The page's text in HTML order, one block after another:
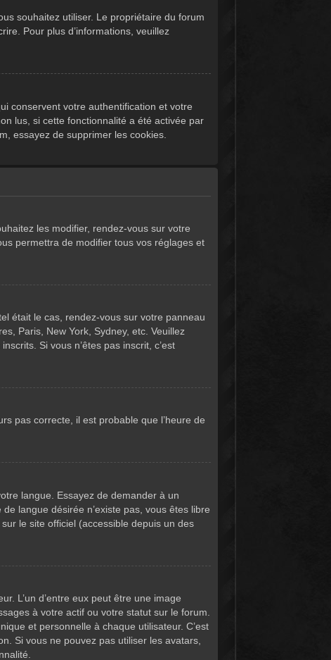
souhaitez utiliser. Le propriétaire du forum
Pour plus d’informations, veuillez
conservent votre authentification et votre
lus, si cette fonctionnalité a été activée par
essayez de supprimer les cookies.
les modifier, rendez-vous sur votre
permettra de modifier tous vos réglages et
était le cas, rendez-vous sur votre panneau
Paris, New York, Sydney, etc. Veuillez
Si vous n’êtes pas inscrit, c’est
pas correcte, il est probable que l’heure de
langue. Essayez de demander à un
langue désirée n’existe pas, vous êtes libre
le site officiel (accessible depuis un des
L’un d’entre eux peut être une image
à votre actif ou votre statut sur le forum.
et personnelle à chaque utilisateur. C’est
Si vous ne pouvez pas utiliser les avatars,